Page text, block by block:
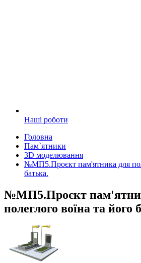
Наші роботи
Головна
Пам`ятники
3D моделювання
№МП5.Проєкт пам'ятника для
батька.
№МП5.Проєкт
полеглого воїна та його